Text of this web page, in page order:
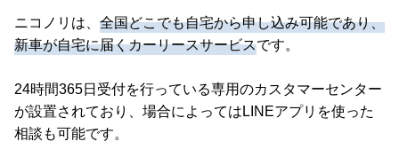
ニコノリは、 全国どこでも自宅から申し込み可能であり、
新車が自宅に届くカーリースサービスです。
24時間365日受付を行っている専用のカスタマーセンター
が設置されており、場合によってはLINEアプリを使った
相談も可能です。